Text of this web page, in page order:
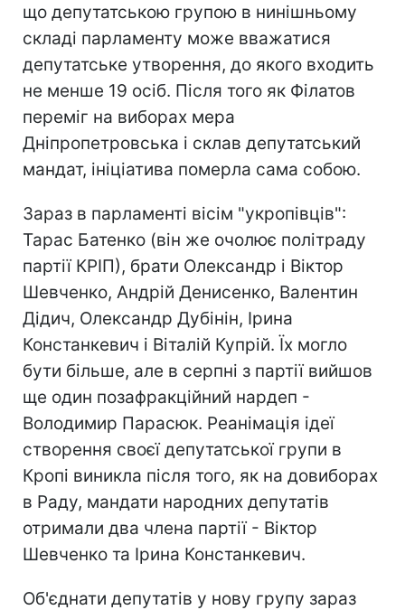
що депутатською групою в нинішньому
складі парламенту може вважатися
депутатське утворення, до якого входить
не менше 19 осіб. Після того як Філатов
переміг на виборах мера
Дніпропетровська і склав депутатський
мандат, ініціатива померла сама собою.
Зараз в парламенті вісім "укропівців":
Тарас Батенко (він же очолює політраду
партії КРІП), брати Олександр і Віктор
Шевченко, Андрій Денисенко, Валентин
Дідич, Олександр Дубінін, Ірина
Констанкевич і Віталій Купрій. Їх могло
бути більше, але в серпні з партії вийшов
ще один позафракційний нардеп -
Володимир Парасюк. Реанімація ідеї
створення своєї депутатської групи в
Кропі виникла після того, як на довиборах
в Раду, мандати народних депутатів
отримали два члена партії - Віктор
Шевченко та Ірина Констанкевич.
Об'єднати депутатів у нову групу зараз